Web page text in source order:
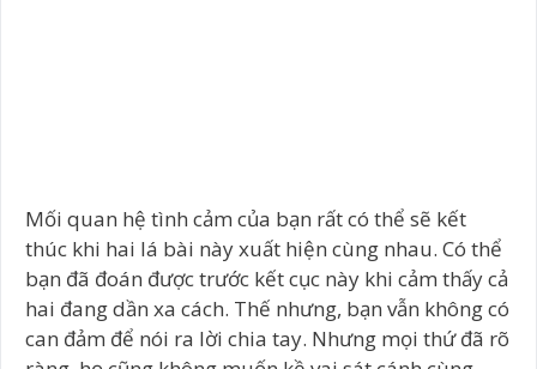
Mối quan hệ tình cảm của bạn rất có thể sẽ kết
thúc khi hai lá bài này xuất hiện cùng nhau. Có thể
bạn đã đoán được trước kết cục này khi cảm thấy cả
hai đang dần xa cách. Thế nhưng, bạn vẫn không có
can đảm để nói ra lời chia tay. Nhưng mọi thứ đã rõ